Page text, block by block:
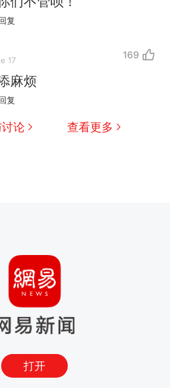
复
17 169
麻烦
复
论 查看更多
打开